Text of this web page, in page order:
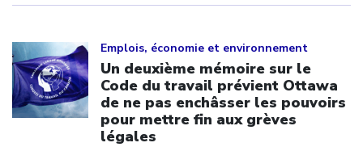
Emplois, économie et environnement
Un deuxième mémoire sur le
Code du travail prévient Ottawa
de ne pas enchâsser les pouvoirs
pour mettre fin aux grèves
légales